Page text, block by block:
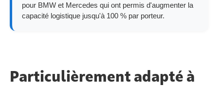
pour BMW et Mercedes qui ont permis d'augmenter la
capacité logistique jusqu'à 100 % par porteur.
Particulièrement adapté à